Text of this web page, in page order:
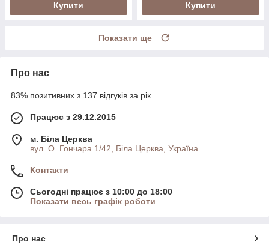
Купити Купити
Показати ще
Про нас
83% позитивних з 137 відгуків за рік
Працює з 29.12.2015
м. Біла Церква
вул. О. Гончара 1/42, Біла Церква, Україна
Контакти
Сьогодні працює з 10:00 до 18:00
Показати весь графік роботи
Про нас